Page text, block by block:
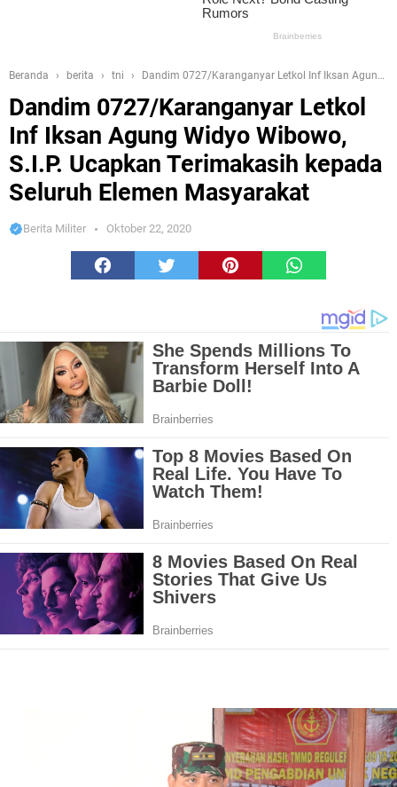
Beranda berita tni
Dandim 0727/Karanganyar Letkol Inf Iksan Agung
Dandim 0727/Karanganyar Letkol
Inf Iksan Agung Widyo Wibowo,
S.I.P. Ucapkan Terimakasih kepada
Seluruh Elemen Masyarakat
Berita Militer Oktober 22, 2020